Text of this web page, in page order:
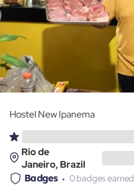
Hostel New Ipanema
Rio de
Janeiro, Brazil
Badges 0 badges earned